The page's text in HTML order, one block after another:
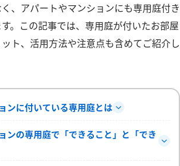
、アパートやマンションにも専用庭付き
。この記事では、専用庭が付いたお部屋
ト、活用方法や注意点も含めてご紹介し
ンに付いている専用庭とは
ンの専用庭で「できること」と「でき